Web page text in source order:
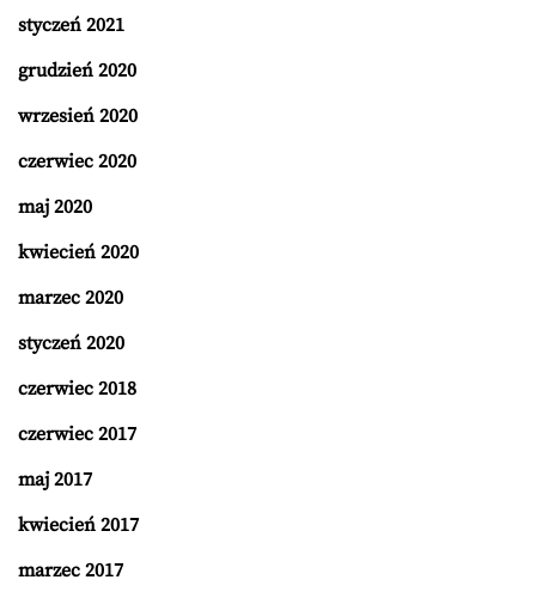
styczeń 2021
grudzień 2020
wrzesień 2020
czerwiec 2020
maj 2020
kwiecień 2020
marzec 2020
styczeń 2020
czerwiec 2018
czerwiec 2017
maj 2017
kwiecień 2017
marzec 2017